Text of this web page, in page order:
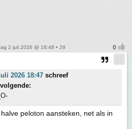
2 juli 2026 @ 18:48 • 29
2026 18:47 schreef
peloton aansteken, net als in